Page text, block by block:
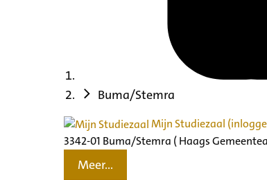
Buma/Stemra
Mijn Studiezaal
3342-01 Buma/Stemra ( Haags
Meer...